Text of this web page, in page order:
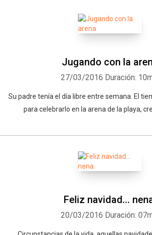
Jugando con la
27/03/2016 Duración:
Su padre tenía el día libre entre semana. El
para celebrarlo en la arena de la playa,
Feliz navidad...
20/03/2016 Duración: